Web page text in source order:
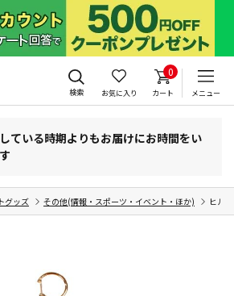
検索 お気に入り
0
カート メニュー
ている時期よりもお届けにお時間をい
グッズ その他(情報・スポーツ・イベント・ほか) ヒル